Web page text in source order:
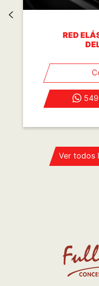
RED
Ver todos